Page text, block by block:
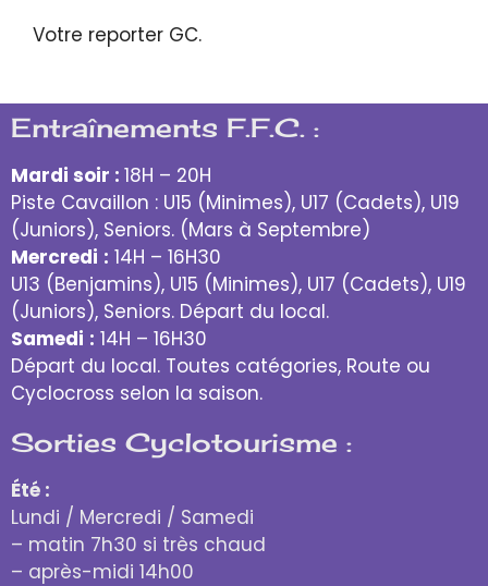
Votre reporter GC.
Entraînements F.F.C. :
Mardi soir : 18H – 20H
Piste Cavaillon : U15 (Minimes), U17 (Cadets), U19
(Juniors), Seniors. (Mars à Septembre)
Mercredi : 14H – 16H30
U13 (Benjamins), U15 (Minimes), U17 (Cadets), U19
(Juniors), Seniors. Départ du local.
Samedi : 14H – 16H30
Départ du local. Toutes catégories, Route ou
Cyclocross selon la saison.
Sorties Cyclotourisme :
Été :
Lundi / Mercredi / Samedi
– matin 7h30 si très chaud
– après-midi 14h00